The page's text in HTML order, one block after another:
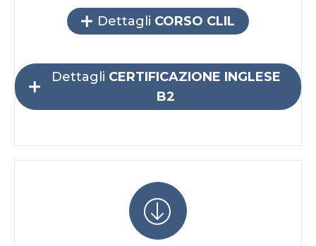
Dettagli CORSO CLIL
Dettagli CERTIFICAZIONE INGLESE
B2